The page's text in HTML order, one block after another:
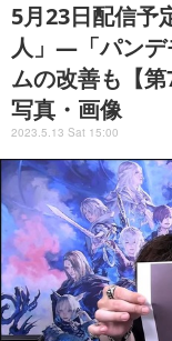
5月23日配信予
人」―「パンデ
ムの改善も【
写真・画像
2023.5.13 Sat 15:00